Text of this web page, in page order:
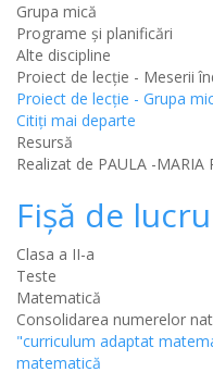
Grupa mică
Programe și planificări
Alte discipline
Proiect de lecție - Meserii
Proiect de lecție - Grupa
Citiţi mai departe
Resursă
Realizat de PAULA -MARIA
Fișă de lucru
Clasa a II-a
Teste
Matematică
Consolidarea numerelor
"curriculum adaptat
matematică